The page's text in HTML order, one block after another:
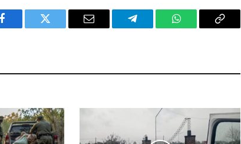
Facebook Twitter Email Telegram WhatsAppCopy